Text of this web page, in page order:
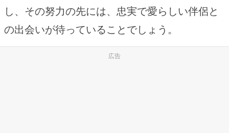
し、その努力の先には、忠実で愛らしい伴侶と
の出会いが待っていることでしょう。
広告